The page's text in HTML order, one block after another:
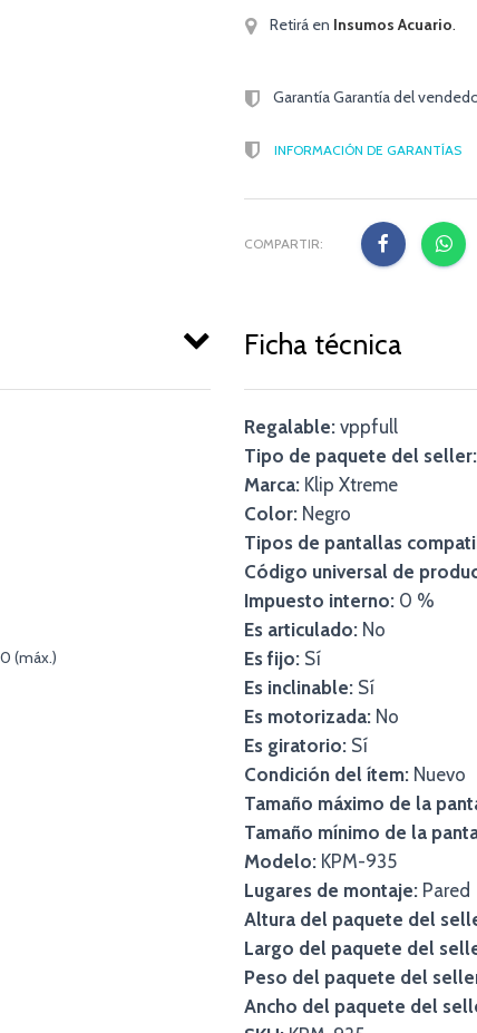
Retirá en Insumos Acuario.
Garantía Garantía del
INFORMACIÓN DE GARANTÍAS
COMPARTIR:
(máx.)
Ficha técnica
Regalable: vppfull
Tipo de paquete del seller:
Marca: Klip Xtreme
Color: Negro
Tipos de pantallas
Código universal de
Impuesto interno: 0 %
Es articulado: No
Es fijo: Sí
Es inclinable: Sí
Es motorizada: No
Es giratorio: Sí
Condición del ítem: Nuevo
Tamaño máximo de la
Tamaño mínimo de la
Modelo: KPM-935
Lugares de montaje: Pared
Altura del paquete del
Largo del paquete del
Peso del paquete del
Ancho del paquete del